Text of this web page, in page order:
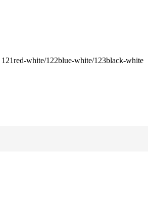
white/122blue-white/123black-white